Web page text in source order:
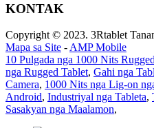
KONTAK
Copyright © 2023. 3Rtablet
Mapa sa Site - AMP Mobile
10 Pulgada nga 1000 Nits
nga Rugged Tablet, Gahi nga
Camera, 1000 Nits nga Lig-on
Android, Industriyal nga Tableta,
Sasakyan nga Maalamon,